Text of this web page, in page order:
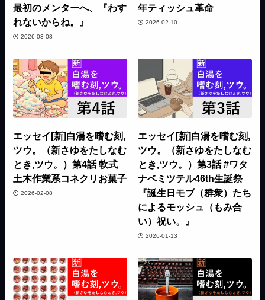
最初のメンターへ、『わす
れないからね。』
2026-03-08
年ティッシュ革命
2026-02-10
エッセイ[新]白湯を嗜む刻,
ツウ。（新さゆをたしなむ
とき,ツウ。）第4話 軟式
土木作業系コネクリお菓子
2026-02-08
エッセイ[新]白湯を嗜む刻,
ツウ。（新さゆをたしなむ
とき,ツウ。）第3話 #ワタ
ナベミツテル46th生誕祭
『誕生日モブ（群衆）たち
によるモッシュ（もみ合
い）祝い。』
2026-01-13